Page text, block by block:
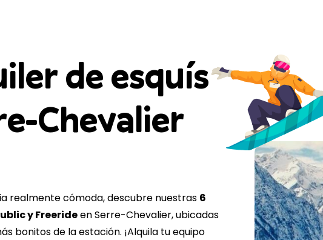
de esquís
Chevalier
realmente cómoda, descubre nuestras 6
y Freerideen Serre-Chevalier, ubicadas
bonitos de la estación. ¡Alquila tu equipo